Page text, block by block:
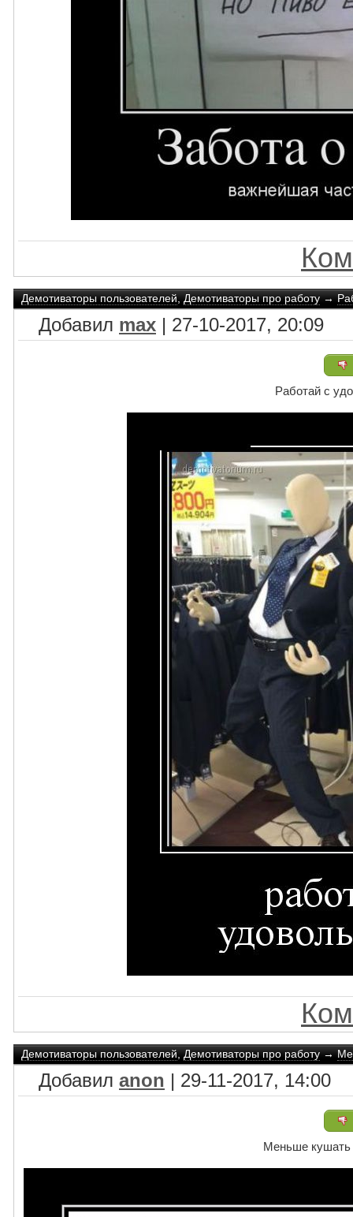
Демотиваторы пользователей,Демотиваторы про работу→
Добавил max | 27-10-2017, 20:09
Работай с
Демотиваторы пользователей,Демотиваторы про работу→
Добавил anon | 29-11-2017, 14:00
Меньше кушать